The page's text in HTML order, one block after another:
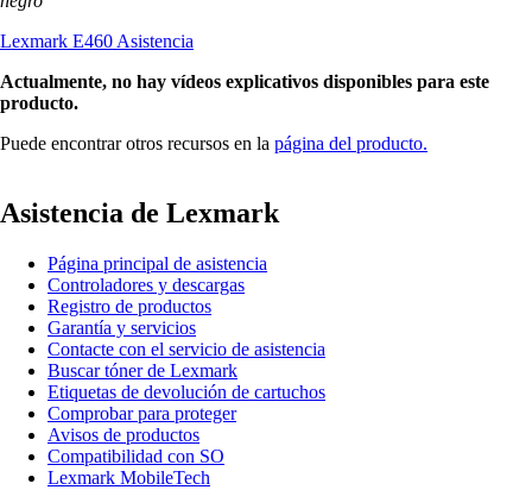
Lexmark E460 Asistencia
Actualmente, no hay vídeos explicativos disponibles para este
producto.
Puede encontrar otros recursos en la página del producto.
Asistencia de Lexmark
Página principal de asistencia
Controladores y descargas
Registro de productos
Garantía y servicios
Contacte con el servicio de asistencia
Buscar tóner de Lexmark
Etiquetas de devolución de cartuchos
Comprobar para proteger
Avisos de productos
Compatibilidad con SO
Lexmark MobileTech